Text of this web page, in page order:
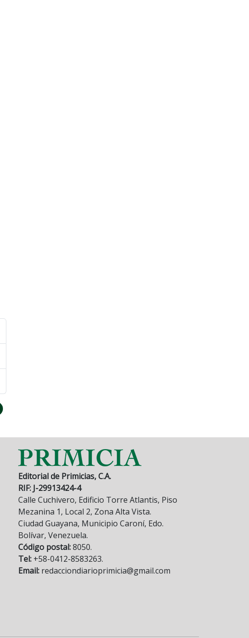
Editorial de Primicias, C.A.
RIF: J-29913424-4
Calle Cuchivero, Edificio Torre Atlantis, Piso
Mezanina 1, Local 2, Zona Alta Vista.
Ciudad Guayana, Municipio Caroní, Edo.
Bolívar, Venezuela.
Código postal:8050.
Tel: +58-0412-8583263.
Email: redacciondiarioprimicia@gmail.com